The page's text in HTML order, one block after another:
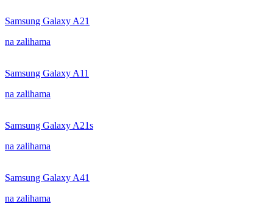
Samsung Galaxy A21
na zalihama
Samsung Galaxy A11
na zalihama
Samsung Galaxy A21s
na zalihama
Samsung Galaxy A41
na zalihama